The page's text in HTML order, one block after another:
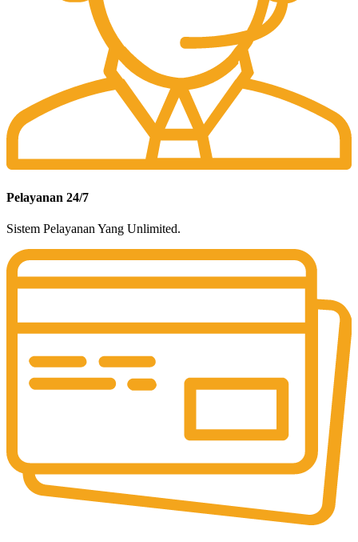
Pelayanan 24/7
Sistem Pelayanan Yang Unlimited.